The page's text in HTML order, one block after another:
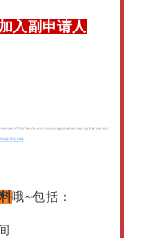
入副申请人
哦~包括：